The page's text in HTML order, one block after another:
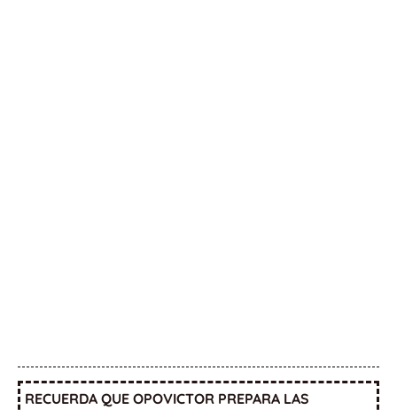
RECUERDA QUE OPOVICTOR PREPARA LAS